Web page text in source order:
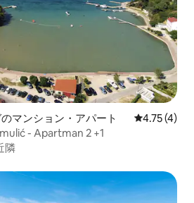
マンション・アパート レビュー4
4.75 (4)
- Apartman 2 +1
隣